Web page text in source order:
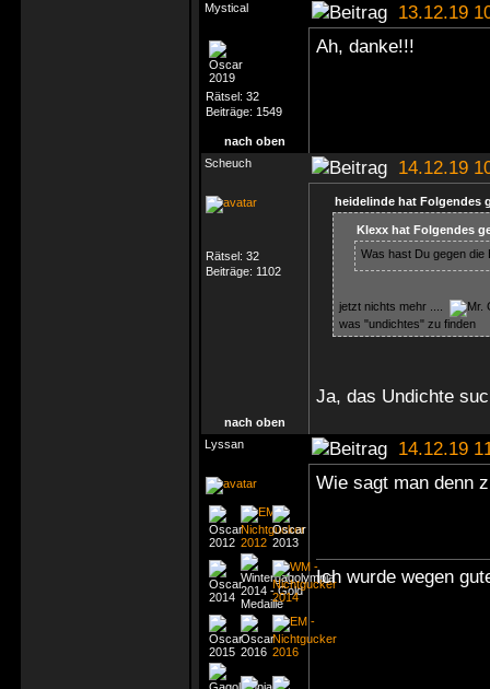
Mystical 13.12.19
Rätsel: 32
Beiträge: 1549
Ah, danke!!!
nach oben
Scheuch
14.12.19
Rätsel: 32
Beiträge: 1102
heidelinde hat Folgendes
Klexx hat Folgendes
Was hast Du gegen die
jetzt nichts mehr ....
was "undichtes" zu finden
Ja, das Undichte
nach oben
Lyssan
14.12.19
Wie sagt man denn
Ich wurde wegen